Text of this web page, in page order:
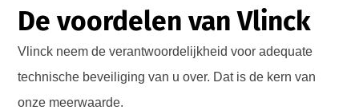
De voordelen van Vlinck
Vlinck neem de verantwoordelijkheid voor adequate
technische beveiliging van u over. Dat is de kern van
onze meerwaarde.